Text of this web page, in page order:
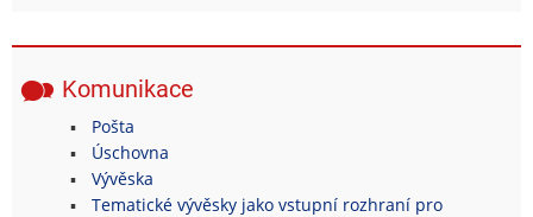
Komunikace
Pošta
Úschovna
Vývěska
Tematické vývěsky jako vstupní rozhraní pro